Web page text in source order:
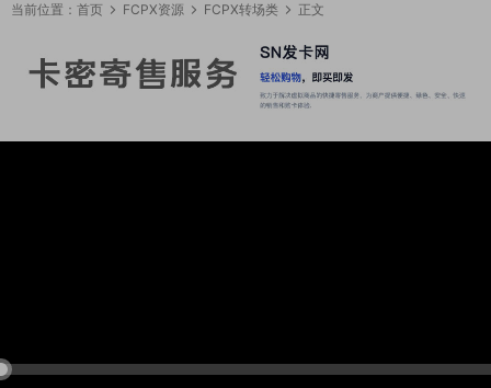
当前位置： 首页 FCPX资源 FCPX转场类 正文